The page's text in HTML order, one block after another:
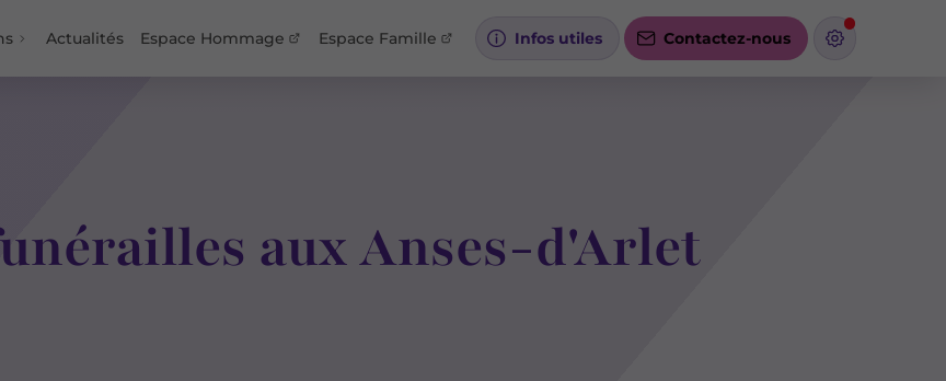
Actualités Espace Hommage Espace Famille Infos utiles Contactez-nous
aux Anses-d'Arlet